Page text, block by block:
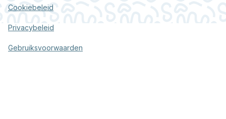
Cookiebeleid
Privacybeleid
Gebruiksvoorwaarden